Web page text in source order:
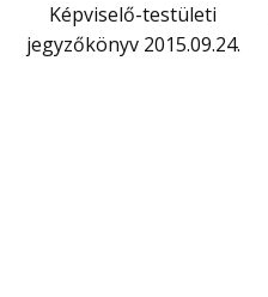
Képviselő-testületi
jegyzőkönyv 2015.09.24.